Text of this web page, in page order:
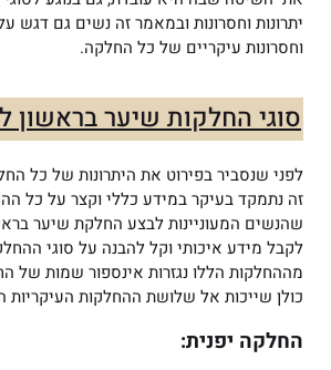
יתרונות וחסרונות ובמאמר זה נשים גם דגש
וחסרונות עיקריים של כל החלקה.
סוגי החלקות שיער בראשון
לפני שנסביר בפירוט את היתרונות של כל
זה נתמקד בעיקר במידע כללי וקצר על כל
שהנשים המעוניינות לבצע החלקת שיער
לקבל מידע איכותי וקל להבנה על סוגי
מההחלקות הללו נגזרות אינספור שמות של
כולן שייכות אל שלושת ההחלקות העיקריות
החלקה יפנית: